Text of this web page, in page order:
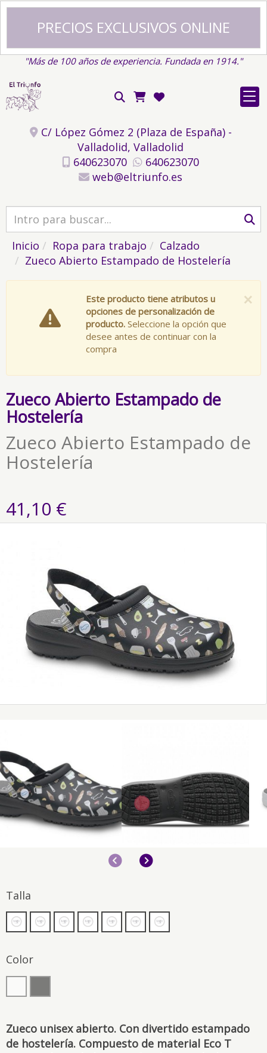
PRECIOS EXCLUSIVOS ONLINE
"Más de 100 años de experiencia. Fundada en 1914."
C/ López Gómez 2 (Plaza de España) -
Valladolid, Valladolid
640623070
640623070
web
eltriunfo.es
Inicio Ropa para trabajo
Calzado
Zueco Abierto Estampado de Hostelería
×
Este producto tiene atributos u
opciones de personalización de
producto.Seleccione la opción que
desee antes de continuar con la
compra
Zueco Abierto Estampado de
Hostelería
Zueco Abierto Estampado de
Hostelería
41,10 €
AnteriorSiguiente
Talla
Color
Zueco unisex abierto. Con divertido estampado
de hostelería. Compuesto de material Eco T